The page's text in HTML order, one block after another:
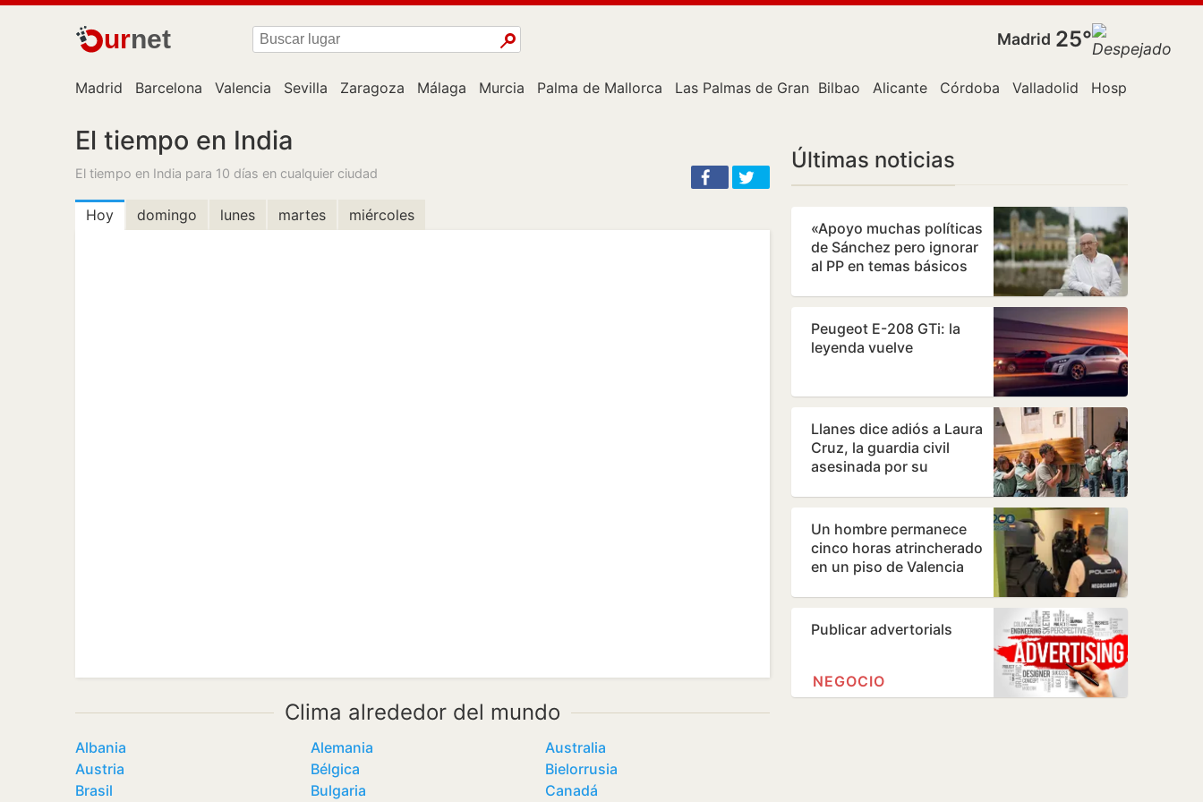
urnet Madrid 25°
Madrid Barcelona Valencia Sevilla Zaragoza Málaga Murcia Palma de Mallorca Las Palmas de Gran Canaria
Bilbao Alicante Córdoba Valladolid Hospitalet de
El tiempo en India
El tiempo en India para 10 días en cualquier ciudad
Hoy domingo lunes martes miércoles
Clima alrededor del mundo
Albania Alemania
Australia
Austria
Bélgica
Bielorrusia
Brasil
Bulgaria Canadá
Últimas noticias
«Apoyo muchas políticas
de Sánchez pero ignorar
al PP en temas básicos
Peugeot E-208 GTi: la
leyenda vuelve
Llanes dice adiós a Laura
Cruz, la guardia civil
asesinada por su
Un hombre permanece
cinco horas atrincherado
en un piso de Valencia
Publicar advertorials
NEGOCIO